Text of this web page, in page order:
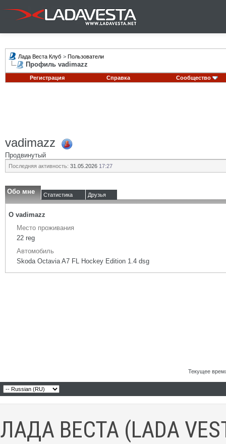
Лада Веста Клуб > Пользователи
Профиль vadimazz
Регистрация Справка Сообщество
vadimazz
Продвинутый
Последняя активность: 31.05.2026 17:27
Обо мне Статистика Друзья
О vadimazz
Место проживания
22 reg
Автомобиль
Skoda Octavia A7 FL Hockey Edition 1.4 dsg
Текущее
ЛАДА ВЕСТА (LADA